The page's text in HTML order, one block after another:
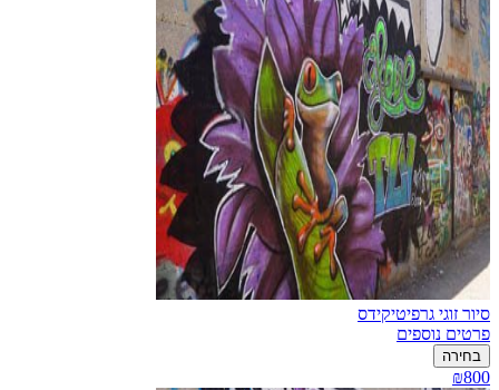
סיור זוגי גרפיטיקידס
פרטים נוספים
בחירה
₪800